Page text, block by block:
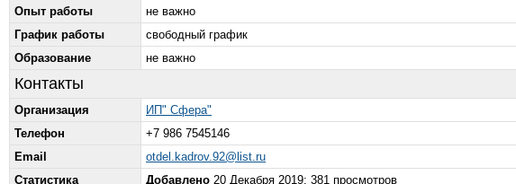
Опыт работы
не важно
График работы
свободный график
Образование
не важно
Контакты
Организация
ИП" Сфера"
Телефон
+7 986 7545146
Email
otdel.kadrov.92@list.ru
Статистика
Добавлено 20 Декабря 2019; 381 просмотров